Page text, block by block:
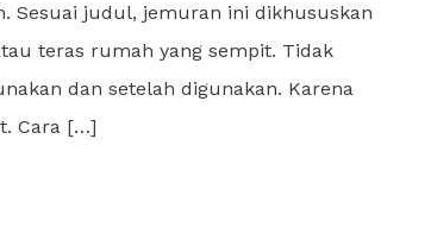
Sesuai judul, jemuran ini dikhususkan
teras rumah yang sempit. Tidak
dan setelah digunakan. Karena
Cara […]